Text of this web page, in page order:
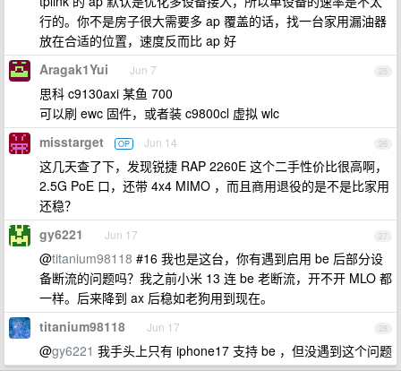
行的。你不是房子很大需要多 ap 覆盖的话，找一台家用漏油器
放在合适的位置，速度反而比 ap 好
25
Aragak1Yui Jun 7
思科 c9130axi 某鱼 700
可以刷 ewc 固件，或者装 c9800cl 虚拟 wlc
26
misstarget OP Jun 14
这几天查了下，发现锐捷 RAP 2260E 这个二手性价比很高啊，
2.5G PoE 口，还带 4x4 MIMO ，而且商用退役的是不是比家用
还稳？
27
gy6221 Jun 17
@titanium98118 #16 我也是这台，你有遇到启用 be 后部分设
备断流的问题吗？我之前小米 13 连 be 老断流，开不开 MLO 都
一样。后来降到 ax 后稳如老狗用到现在。
28
titanium98118 Jun 17
@gy6221 我手头上只有 iphone17 支持 be ，但没遇到这个问题